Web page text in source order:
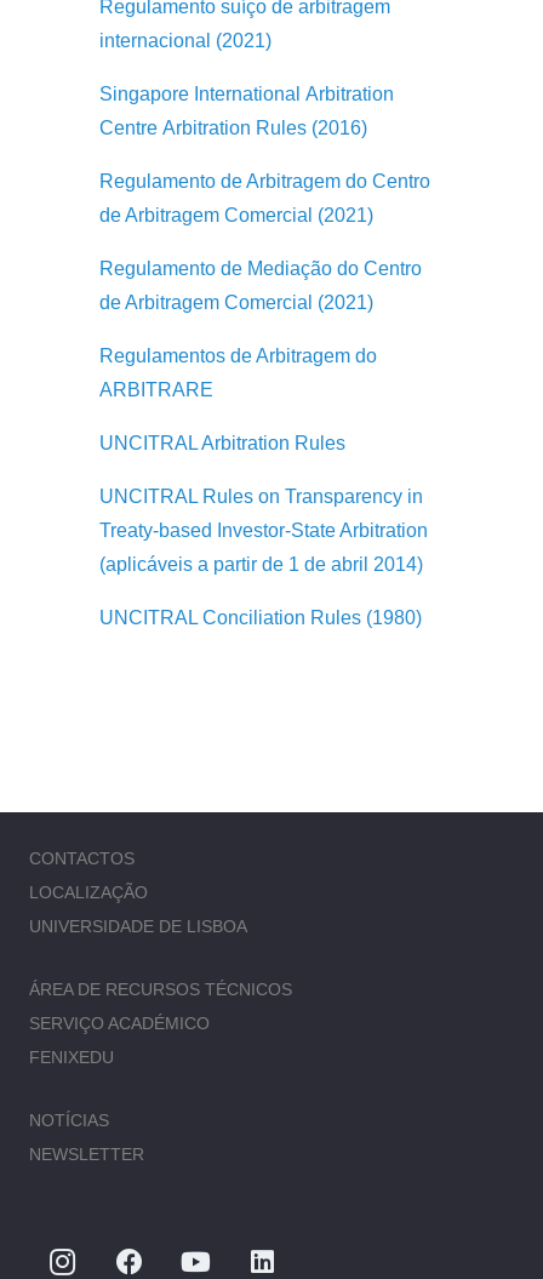
Regulamento suíço de arbitragem
internacional (2021)
Singapore InternationalArbitration
CentreArbitration Rules (2016)
Regulamento de Arbitragem do Centro
de Arbitragem Comercial (2021)
Regulamento de Mediação do Centro
de Arbitragem Comercial (2021)
Regulamentos de Arbitragem do
ARBITRARE
UNCITRAL Arbitration Rules
UNCITRAL Rules on Transparency in
Treaty-based Investor-State Arbitration
(aplicáveis a partir de 1 de abril 2014)
UNCITRAL Conciliation Rules (1980)
CONTACTOS
LOCALIZAÇÃO
UNIVERSIDADE DE LISBOA
ÁREA DE RECURSOS TÉCNICOS
SERVIÇO ACADÉMICO
FENIXEDU
NOTÍCIAS
NEWSLETTER